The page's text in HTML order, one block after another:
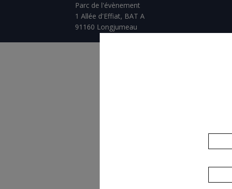
Parc de l'évènement
1 Allée d'Effiat, BAT A
91160 Longjumeau